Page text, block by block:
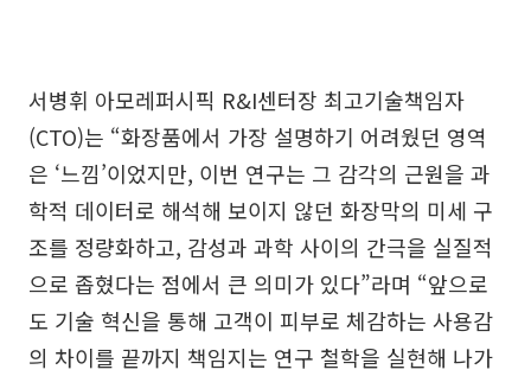
서병휘 아모레퍼시픽 R&I센터장 최고기술책임자
(CTO)는 “화장품에서 가장 설명하기 어려웠던 영역
은 ‘느낌’이었지만, 이번 연구는 그 감각의 근원을 과
학적 데이터로 해석해 보이지 않던 화장막의 미세 구
조를 정량화하고, 감성과 과학 사이의 간극을 실질적
으로 좁혔다는 점에서 큰 의미가 있다”라며 “앞으로
도 기술 혁신을 통해 고객이 피부로 체감하는 사용감
의 차이를 끝까지 책임지는 연구 철학을 실현해 나가